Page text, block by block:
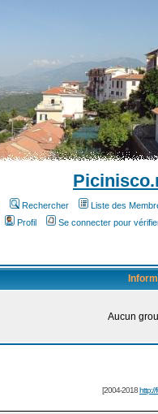
Rechercher Liste des
Profil
Se connecter pour
Aucun
[2004-2018http://